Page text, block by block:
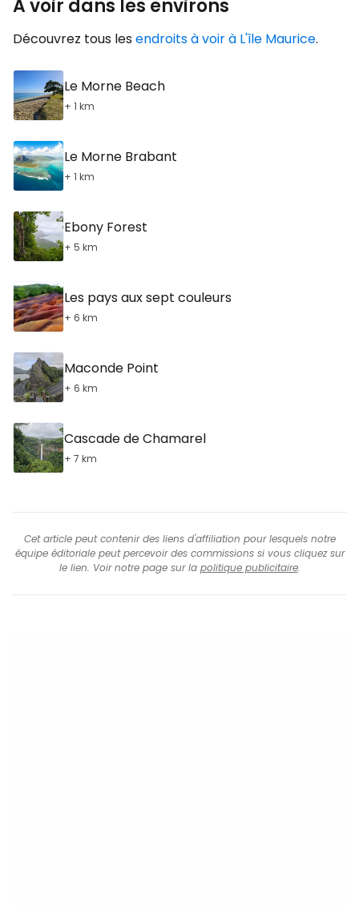
A voir dans les environs
Découvrez tous lesendroits à voir à L'île Maurice.
Le Morne Beach
+ 1 km
Le Morne Brabant
+ 1 km
Ebony Forest
+ 5 km
Les pays aux sept couleurs
+ 6 km
Maconde Point
+ 6 km
Cascade de Chamarel
+ 7 km
Cet article peut contenir des liens d'affiliation pour lesquels notre
équipe éditoriale peut percevoir des commissions si vous cliquez sur
le lien. Voir notre page sur la politique publicitaire.